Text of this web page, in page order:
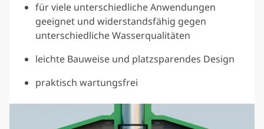
für viele unterschiedliche Anwendungen
geeignet und widerstandsfähig gegen
unterschiedliche Wasserqualitäten
leichte Bauweise und platzsparendes Design
praktisch wartungsfrei